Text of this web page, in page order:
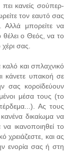
κανείς σούπερ-
τον εαυτό σας
Αλλά μπορείτε να
θέλει ο Θεός, να το
σας.
και σπλαχνικό
κάνετε υπακοή σε
σας κοροϊδεύουν
μέσα τους (το
Ας τους
δικαίωμα να
ικανοποιηθεί το
χρειάζεστε, και ας
ενορία σας ή στη